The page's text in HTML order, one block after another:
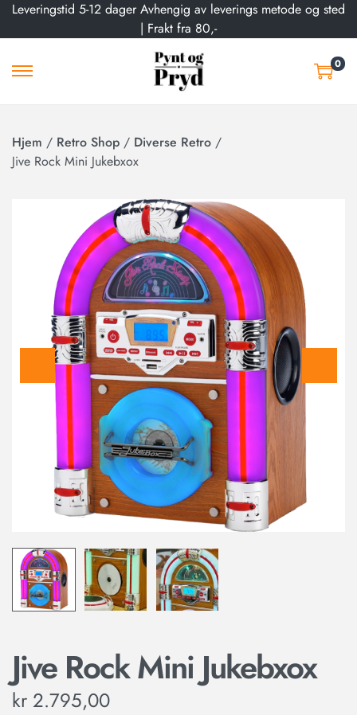
Leveringstid 5-12 dager Avhengig av leverings metode og sted
| Frakt fra 80,-
0
Hjem / Retro Shop / Diverse Retro /
Jive Rock Mini Jukebxox
Jive Rock Mini Jukebxox
kr 2.795,00